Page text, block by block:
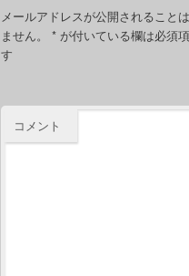
メールアドレスが公開されること
ません。
*が付いている欄は必須
す
コメント